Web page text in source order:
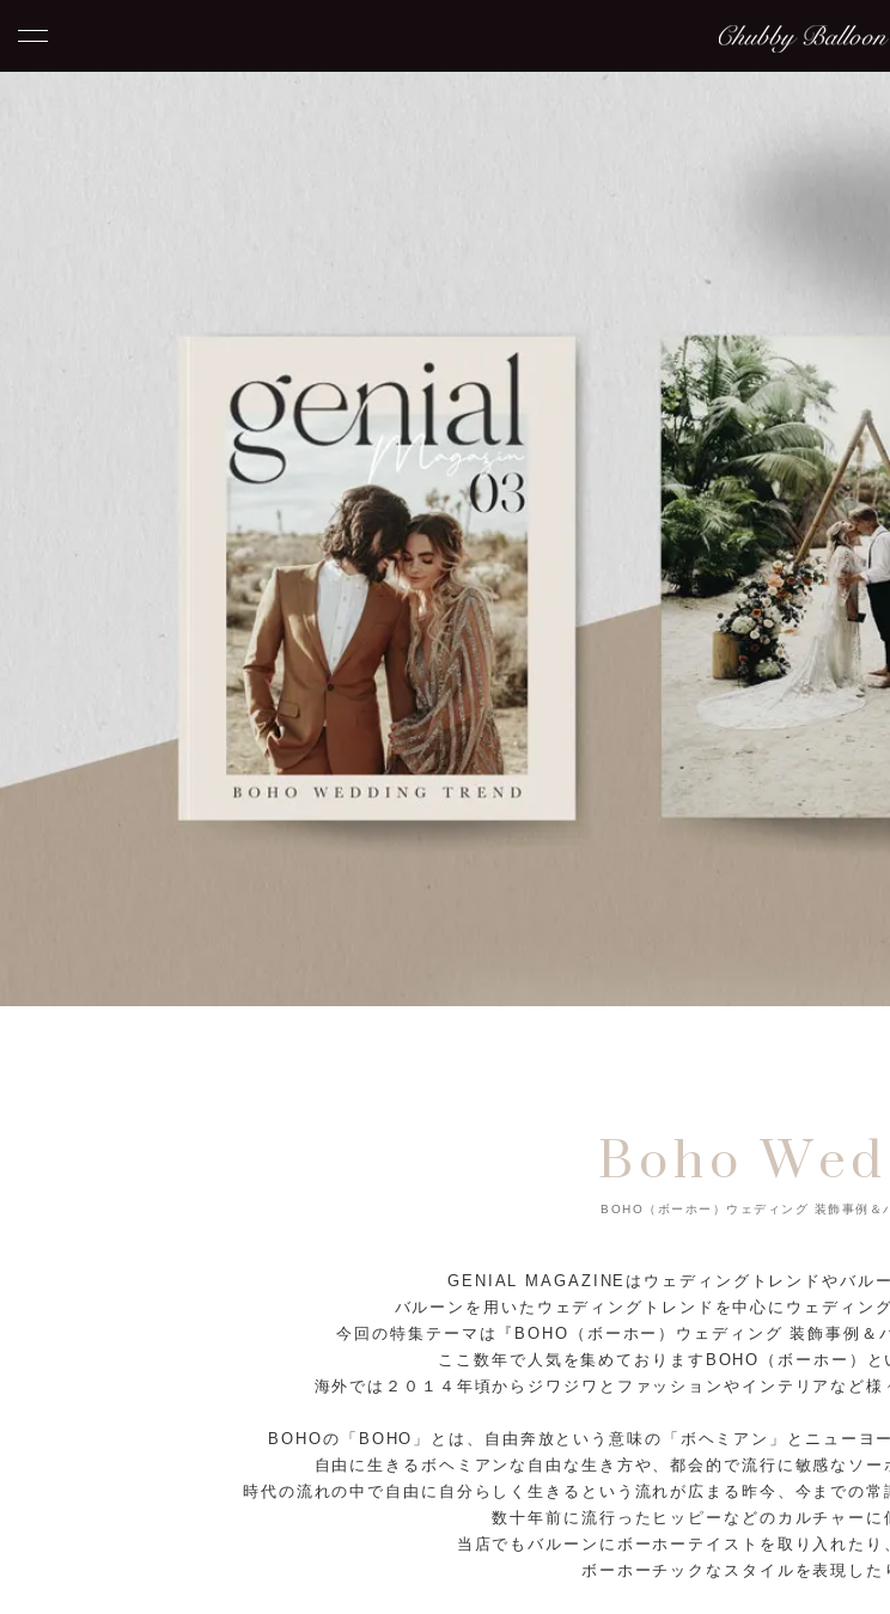
Boho
BOHO（ボーホー）ウェディング 装飾事例
GENIAL MAGAZINEはウェディングトレンドやバル
バルーンを用いたウェディングトレンドを中心にウェディン
今回の特集テーマは『BOHO（ボーホー）ウェディング 装飾事例
ここ数年で人気を集めておりますBOHO（ボーホー）と
海外では２０１４年頃からジワジワとファッションやインテリアなど
BOHOの「BOHO」とは、自由奔放という意味の「ボヘミアン」とニューヨ
自由に生きるボヘミアンな自由な生き方や、都会的で流行に敏感なソ
時代の流れの中で自由に自分らしく生きるという流れが広まる昨今、今までの
数十年前に流行ったヒッピーなどのカルチャーに
当店でもバルーンにボーホーテイストを取り入れた
ボーホーチックなスタイルを表現した